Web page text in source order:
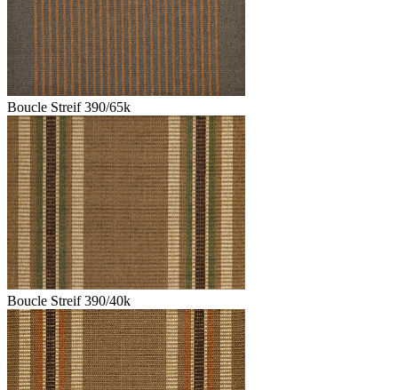
Boucle Streif 390/65k
Boucle Streif 390/40k